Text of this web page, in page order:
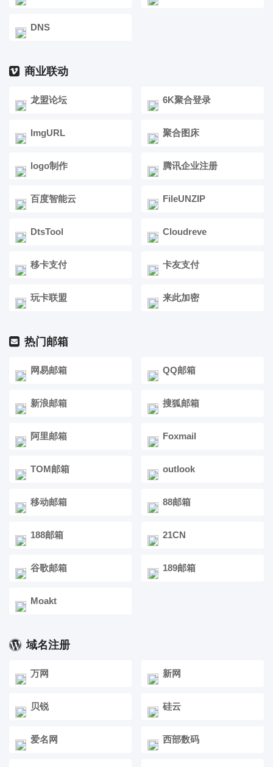
DNS
商业联动
龙盟论坛 6K聚合登录
ImgURL 聚合图床
logo制作 腾讯企业注册
百度智能云 FileUNZIP
DtsTool Cloudreve
移卡支付 卡友支付
玩卡联盟 来此加密
热门邮箱
网易邮箱 QQ邮箱
新浪邮箱 搜狐邮箱
阿里邮箱 Foxmail
TOM邮箱 outlook
移动邮箱 88邮箱
188邮箱 21CN
谷歌邮箱 189邮箱
Moakt
域名注册
万网 新网
贝锐 硅云
爱名网 西部数码